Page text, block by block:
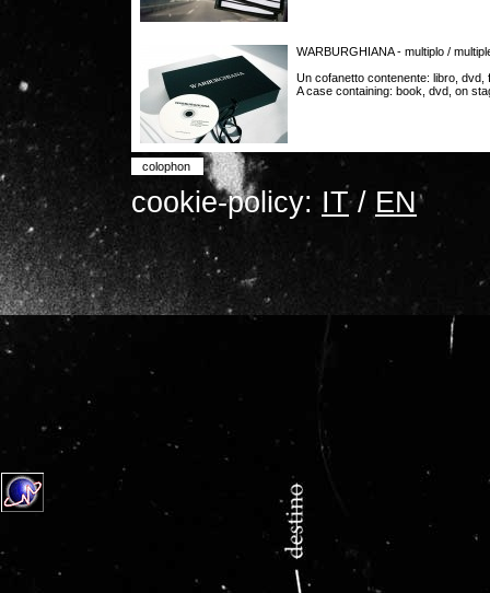
WARBURGHIANA - multiplo /
Un cofanetto contenente: libro,
A case containing: book, dvd, on
colophon
cookie-policy: IT/ EN